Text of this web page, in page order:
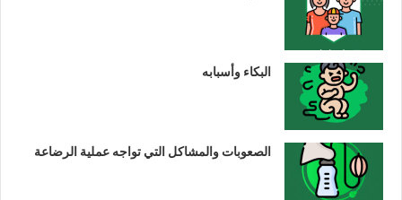
البكاء وأسبابه
الصعوبات والمشاكل التي تواجه عملية الرضاعة